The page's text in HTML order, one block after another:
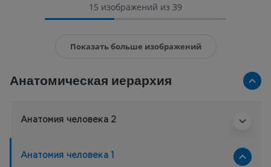
15 изображений из 39
Показать больше изображений
Анатомическая иерархия
Анатомия человека 2
Анатомия человека 1